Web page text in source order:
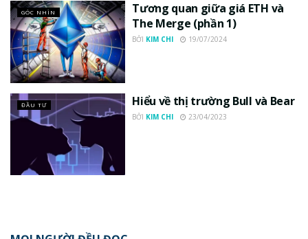
GÓC NHÌN
Tương quan giữa giá ETH và
The Merge (phần 1)
BỞI KIM CHI 19/07/2024
ĐẦU TƯ Hiểu về thị trường Bull và Bear
BỞI KIM CHI 23/04/2023